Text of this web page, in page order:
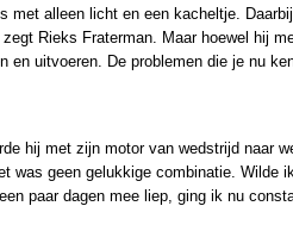
alleen licht en een kacheltje.
Rieks Fraterman. Maar hoewel hij
uitvoeren. De problemen die je nu
hij met zijn motor van wedstrijd naar
was geen gelukkige combinatie. Wilde
paar dagen mee liep, ging ik nu